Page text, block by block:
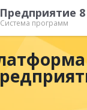
8
Система программ